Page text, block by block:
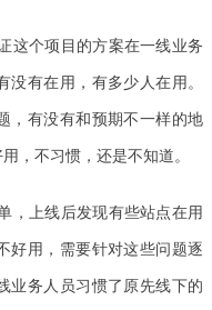
这个项目的方案在一线业务
有在用，有多少人在用。
，有没有和预期不一样的地
，不习惯，还是不知道。
，上线后发现有些站点在用
好用，需要针对这些问题逐
业务人员习惯了原先线下的